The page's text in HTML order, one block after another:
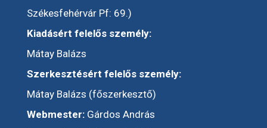
Székesfehérvár Pf: 69.)
Kiadásért felelős személy:
Mátay Balázs
Szerkesztésért felelős személy:
Mátay Balázs (főszerkesztő)
Webmester:Gárdos András